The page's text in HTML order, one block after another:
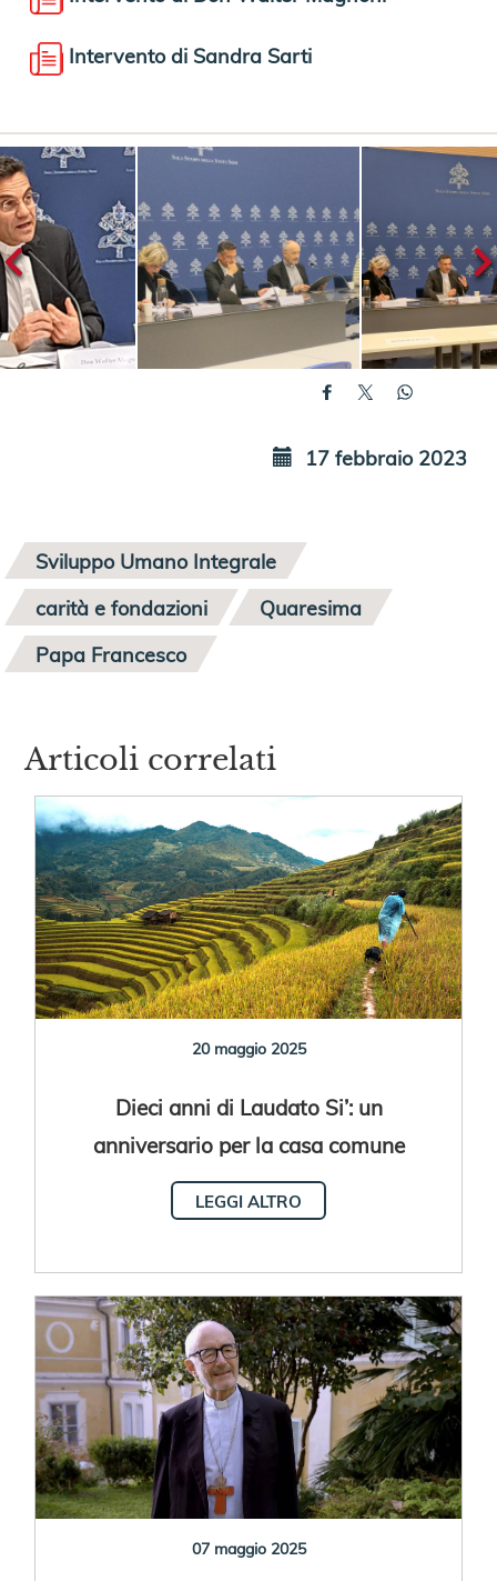
Intervento di Sandra Sarti
17 febbraio 2023
Sviluppo Umano Integrale
carità e fondazioni
Quaresima
Papa Francesco
Articoli correlati
20 maggio 2025
Dieci anni di Laudato Si’: un
anniversario per la casa comune
LEGGI ALTRO
07 maggio 2025